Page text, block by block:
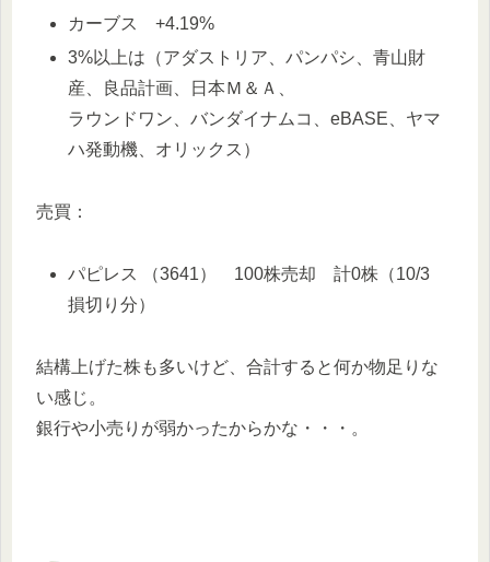
カーブス +4.19%
3%以上は（アダストリア、パンパシ、青山財
産、良品計画、日本Ｍ＆Ａ、
ラウンドワン、バンダイナムコ、eBASE、ヤマ
ハ発動機、オリックス）
売買：
パピレス （3641） 100株売却 計0株（10/3
損切り分）
結構上げた株も多いけど、合計すると何か物足りな
い感じ。
銀行や小売りが弱かったからかな・・・。